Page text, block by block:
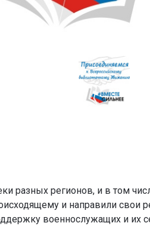
разных регионов, и в том
и направили свои
военнослужащих и их